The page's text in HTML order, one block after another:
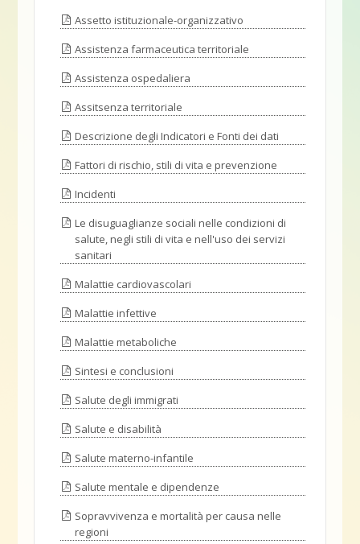
Assetto istituzionale-organizzativo
Assistenza farmaceutica territoriale
Assistenza ospedaliera
Assitsenza territoriale
Descrizione degli Indicatori e Fonti dei dati
Fattori di rischio, stili di vita e prevenzione
Incidenti
Le disuguaglianze sociali nelle condizioni di
salute, negli stili di vita e nell'uso dei servizi
sanitari
Malattie cardiovascolari
Malattie infettive
Malattie metaboliche
Sintesi e conclusioni
Salute degli immigrati
Salute e disabilità
Salute materno-infantile
Salute mentale e dipendenze
Sopravvivenza e mortalità per causa nelle
regioni